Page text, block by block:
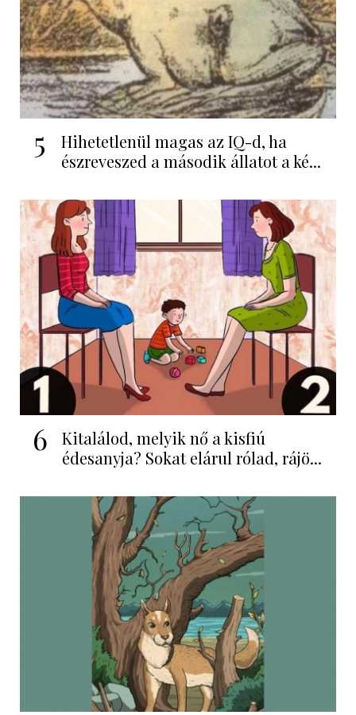
5
Hihetetlenül magas az IQ-d, ha
észreveszed a második állatot a ké...
6
Kitalálod, melyik nő a kisfiú
édesanyja? Sokat elárul rólad, rájö...